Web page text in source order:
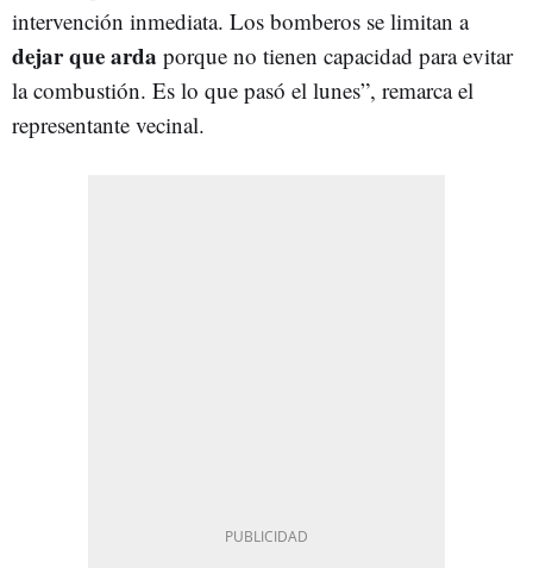
intervención inmediata. Los bomberos se limitan a
dejar que arda porque no tienen capacidad para evitar
la combustión. Es lo que pasó el lunes”, remarca el
representante vecinal.